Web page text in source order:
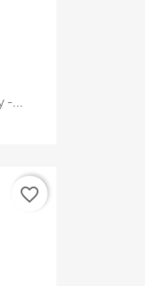
-...
favorite_border